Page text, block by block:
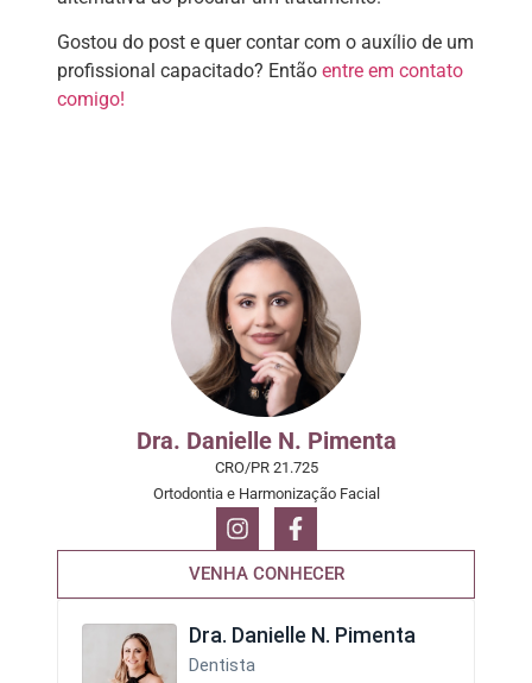
Gostou do post e quer contar com o auxílio de um
profissional capacitado? Então entre em contato
comigo!
Dra. Danielle N. Pimenta
CRO/PR 21.725
Ortodontia e Harmonização Facial
VENHA CONHECER